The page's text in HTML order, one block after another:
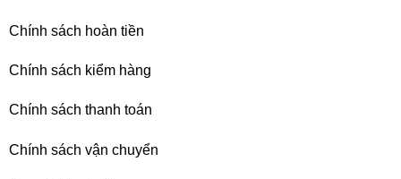
Chính sách hoàn tiền
Chính sách kiểm hàng
Chính sách thanh toán
Chính sách vận chuyển